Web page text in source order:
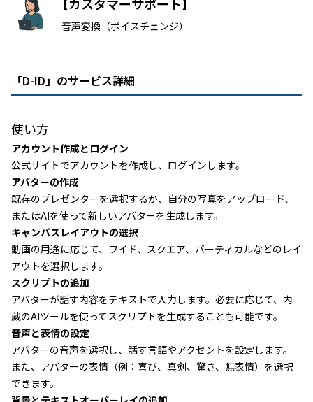
音声変換（ボイスチェンジ）
「D-ID」のサービス詳細
使い方
アカウント作成とログイン
公式サイトでアカウントを作成し、ログインします。
アバターの作成
既存のプレゼンターを選択するか、自分の写真をアップロード、
またはAIを使って新しいアバターを生成します。
キャンバスレイアウトの選択
動画の用途に応じて、ワイド、スクエア、バーティカルなどのレイ
アウトを選択します。
スクリプトの追加
アバターが話す内容をテキストで入力します。必要に応じて、内
蔵のAIツールを使ってスクリプトを生成することも可能です。
音声と表情の設定
アバターの音声を選択し、話す言語やアクセントを設定します。
また、アバターの表情（例：喜び、真剣、驚き、無表情）を選択
できます。